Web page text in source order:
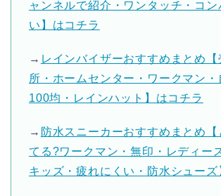
ャンネルで紹介・ワンタッチ・コ
い】はコチラ
→ レインバイザーおすすめまとめ
所・ホームセンター・ワークマン・
100均・レインハット】はコチラ
→ 防水スニーカーおすすめまとめ【
てる?ワークマン・無印・レディー
キッズ・疲れにくい・防水シューズ